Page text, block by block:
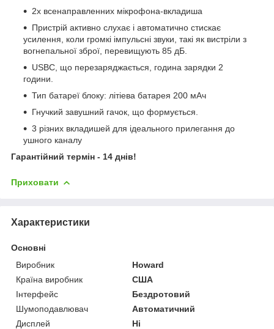
2x всенаправленних мікрофона-вкладиша
Пристрій активно слухає і автоматично стискає
усилення, коли громкі імпульсні звуки, такі як вистріли з
вогнепальної зброї, перевищують 85 дБ.
USBC, що перезаряджається, година зарядки 2
години.
Тип батареї блоку: літіева батарея 200 мАч
Гнучкий завушний гачок, що формується.
3 різних вкладишей для ідеального прилегання до
ушного каналу
Гарантійний термін - 14 днів!
Приховати
Характеристики
Основні
Виробник
Howard
Країна виробник
США
Інтерфейс
Бездротовий
Шумоподавлювач
Автоматичний
Дисплей
Ні